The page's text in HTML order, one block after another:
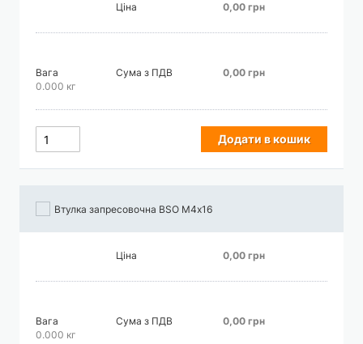
Ціна 0,00 грн
Вага
0.000 кг
Сума з ПДВ 0,00 грн
Додати в кошик
Втулка запресовочна BSO М4х16
Ціна 0,00 грн
Вага
0.000 кг
Сума з ПДВ 0,00 грн